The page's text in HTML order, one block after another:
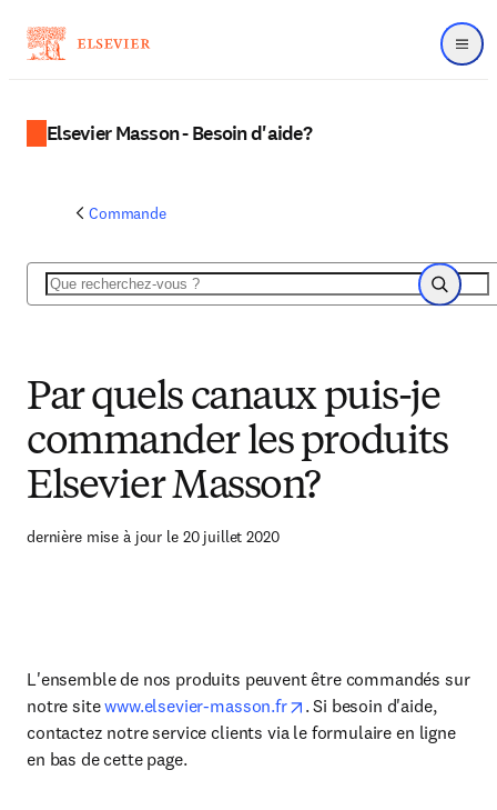
Menu
Elsevier Masson - Besoin d'aide?
Commande
Rechercher
Par quels canaux puis-je
commander les produits
Elsevier Masson?
dernière mise à jour le 20 juillet 2020
L'ensemble de nos produits peuvent être commandés sur
notre sitewww.elsevier-masson.fr
. Si besoin d'aide,
contactez notre service clients via le formulaire en ligne
en bas de cette page.